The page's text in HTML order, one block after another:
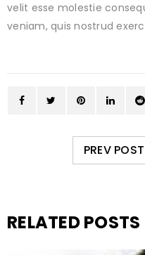
velit esse molestie
veniam, quis nostrud
PREV POST
RELATED POSTS